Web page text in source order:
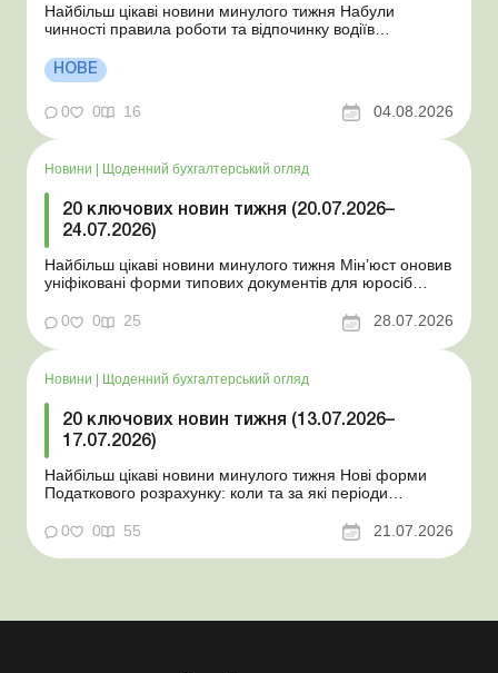
Найбільш цікаві новини минулого тижня Набули
чинності правила роботи та відпочинку водіїв
стан Для сільгосппідприємств і ФОП запроваджено нові
одноразові статистичні форми З 2 серпня змінюється
порядок зарахування окремих періодів роботи до стр...
НОВЕ
0 0 16 04.08.2026
Новини Щоденний бухгалтерський огляд
20 ключових новин тижня (20.07.2026–
24.07.2026)
Найбільш цікаві новини минулого тижня Мін’юст оновив
уніфіковані форми типових документів для юросіб
координаційного центру з організації бронювання У
працівника виявлено статус «у розшуку»: що потрібно
0 0 25 28.07.2026
Новини | Щоденний бухгалтерський огляд
20 ключових новин тижня (13.07.2026–
17.07.2026)
Найбільш цікаві новини минулого тижня Нові форми
Податкового розрахунку: коли та за які періоди
відстрочки від призову під час мобілізації удосконалено
Кабмін утворив Координаційний центр з організації
бронювання військовозобов’язаних Верховна ...
0 0 55 21.07.2026